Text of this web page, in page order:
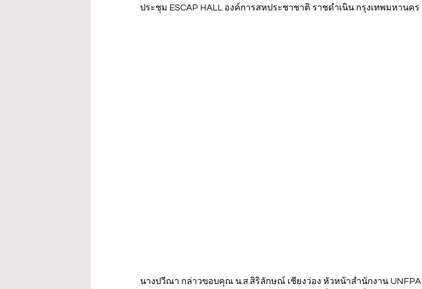
ประชุม ESCAP HALL องค์การสหประชาชาติ ราชดำเนิน กรุงเทพมหานคร
นางปวีณา กล่าวขอบคุณ น.ส.สิริลักษณ์ เชียงว่อง หัวหน้าสำนักงาน UNFPA